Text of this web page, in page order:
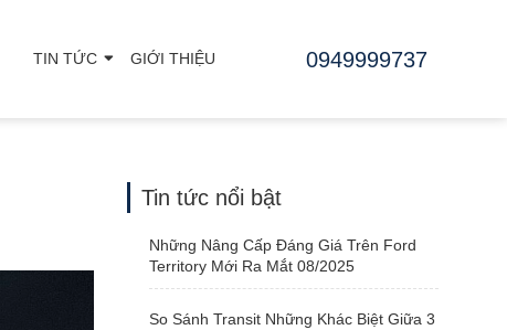
TIN TỨC GIỚI THIỆU 0949999737
Tin tức nổi bật
Những Nâng Cấp Đáng Giá Trên Ford
Territory Mới Ra Mắt 08/2025
So Sánh Transit Những Khác Biệt Giữa 3